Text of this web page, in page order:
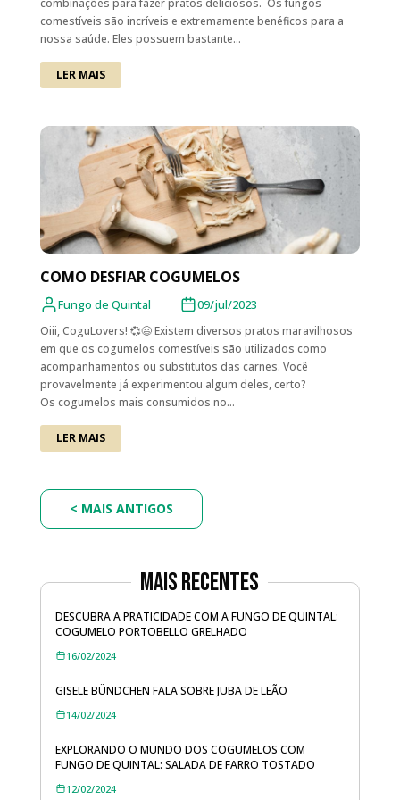
comestíveis são incríveis e extremamente benéficos para a
nossa saúde. Eles possuem bastante...
LER MAIS
COMO DESFIAR COGUMELOS
Fungo de Quintal 09/jul/2023
Oiii, CoguLovers! 💞😃 Existem diversos pratos maravilhosos
em que os cogumelos comestíveis são utilizados como
acompanhamentos ou substitutos das carnes. Você
provavelmente já experimentou algum deles, certo?
Os cogumelos mais consumidos no...
LER MAIS
Mais Recentes
DESCUBRA A PRATICIDADE COM A FUNGO DE QUINTAL:
COGUMELO PORTOBELLO GRELHADO
16/02/2024
GISELE BÜNDCHEN FALA SOBRE JUBA DE LEÃO
14/02/2024
EXPLORANDO O MUNDO DOS COGUMELOS COM
FUNGO DE QUINTAL: SALADA DE FARRO TOSTADO
12/02/2024